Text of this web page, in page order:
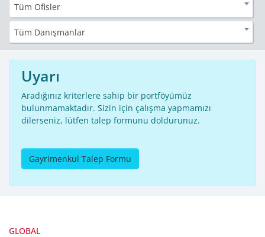
Tüm Ofisler
Tüm Danışmanlar
Uyarı
Aradığınız kriterlere sahip bir portföyümüz
bulunmamaktadır. Sizin için çalışma yapmamızı
dilerseniz, lütfen talep formunu doldurunuz.
Gayrimenkul Talep Formu
GLOBAL